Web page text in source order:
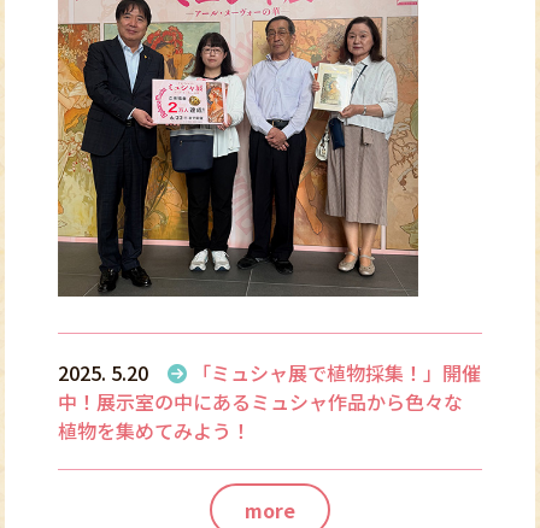
2025. 5.20
「ミュシャ展で植物採集！」開催
中！展示室の中にあるミュシャ作品から色々な
植物を集めてみよう！
more